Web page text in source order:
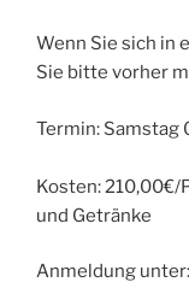
Wenn Sie sich in
Sie bitte vorher
Termin:
Kosten: 210,00€/
und Getränke
Anmeldung unter: